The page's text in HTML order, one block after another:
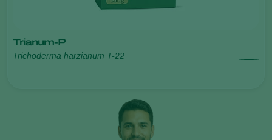
Trianum-P
Trichoderma harzianum T-22